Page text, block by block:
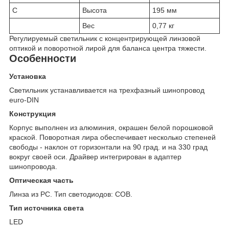
C
Высота
195 мм
Вес
0,77 кг
Регулируемый светильник с концентрирующей линзовой
оптикой и поворотной лирой для баланса центра тяжести.
Особенности
Установка
Светильник устанавливается на трехфазный шинопровод
euro-DIN
Конструкция
Корпус выполнен из алюминия, окрашен белой порошковой
краской. Поворотная лира обеспечивает несколько степеней
свободы - наклон от горизонтали на 90 град. и на 330 град
вокруг своей оси. Драйвер интегрирован в адаптер
шинопровода.
Оптическая часть
Линза из PC. Тип светодиодов: COB.
Тип источника света
LED